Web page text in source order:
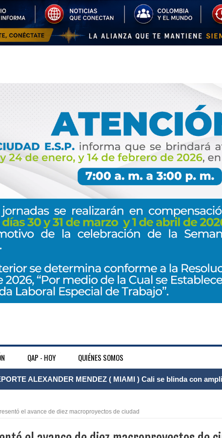
QAP - HOY QUIÉNES SOMOS
ALEXANDER MENDEZ ( MIAMI ) Cali se blinda con
dos años y siete meses, la Fábrica de Licores del Tolima
el avance de diez macroproyectos de ciudad